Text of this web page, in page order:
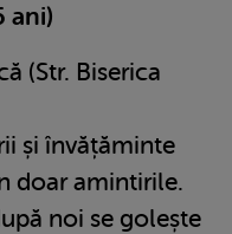
ani)
(Str. Biserica
și învățăminte
doar amintirile.
noi se golește